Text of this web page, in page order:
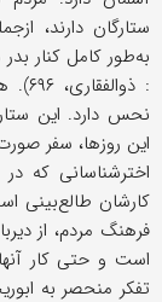
ستارگان دارند،
به‌طور کامل کنار
:
نحس دارد. این
این روزها، سفر صورت
اخترشناسانی که در
کارشان طالع‌بینی
فرهنگ مردم، از
تفکر منحصر به